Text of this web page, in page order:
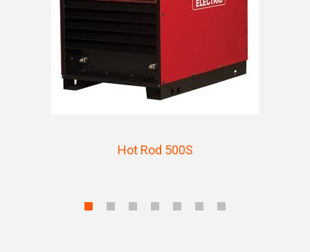
Hot Rod 500S